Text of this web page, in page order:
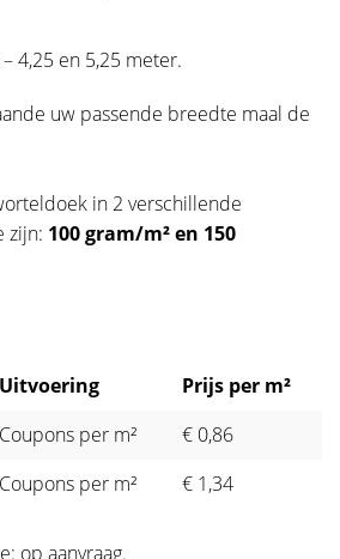
4,25 en 5,25 meter.
uw passende breedte maal de
in 2 verschillende
zijn: 100 gram/m² en 150
Uitvoering
Prijs per m²
Coupons per m²
€ 0,86
Coupons per m² € 1,34
op aanvraag.